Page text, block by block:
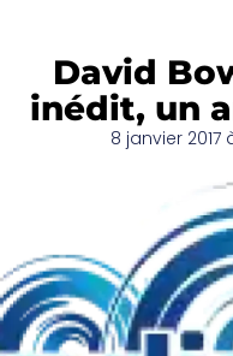
David
inédit, un
8 janvier 2017